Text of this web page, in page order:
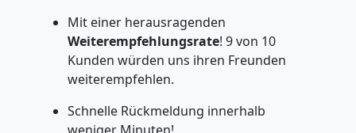
Mit einer herausragenden
Weiterempfehlungsrate! 9 von 10
Kunden würden uns ihren Freunden
weiterempfehlen.
Schnelle Rückmeldung innerhalb